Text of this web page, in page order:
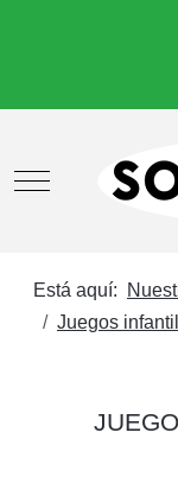
Mobile Menu
Está aquí:
Juegos